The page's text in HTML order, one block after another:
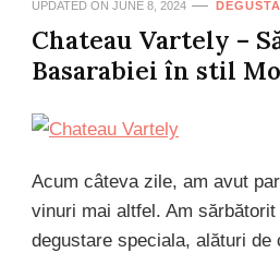
UPDATED ON JUNE 8, 2024
Chateau Vartely –
Basarabiei în stil
Acum câteva zile, am avut
vinuri mai altfel. Am
degustare speciala, alături